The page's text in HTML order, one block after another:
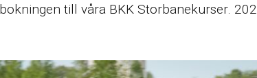
till våra BKK Storbanekurser.